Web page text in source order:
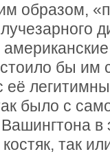
образом,
бы им
её
было с
в
так